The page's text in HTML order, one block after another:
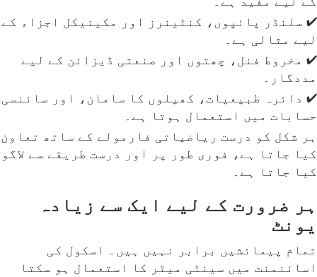
✔ سلنڈر پائپوں، کنٹینرز اور مکینیکل اجزاء کے
لیے مثالی ہے۔
✔ مخروط فنل، چھتوں اور صنعتی ڈیزائن کے لیے
مددگار۔
✔ دائرہ طبیعیات، کھیلوں کا سامان، اور سائنسی
حسابات میں استعمال ہوتا ہے۔
ہر شکل کو درست ریاضیاتی فارمولے کے ساتھ تعاون
کیا جاتا ہے، فوری طور پر اور درست طریقے سے لاگو
کیا جاتا ہے۔
ہر ضرورت کے لیے ایک سے زیادہ
یونٹ
تمام پیمائشیں برابر نہیں ہیں۔ اسکول کی
اسائنمنٹ میں سینٹی میٹر کا استعمال ہو سکتا